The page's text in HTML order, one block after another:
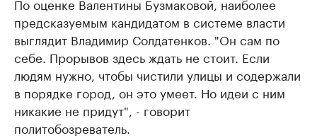
По оценке Валентины Бузмаковой, наиболее
предсказуемым кандидатом в системе власти
выглядит Владимир Солдатенков. "Он сам по
себе. Прорывов здесь ждать не стоит. Если
людям нужно, чтобы чистили улицы и содержали
в порядке город, он это умеет. Но идеи с ним
никакие не придут", - говорит
политобозреватель.